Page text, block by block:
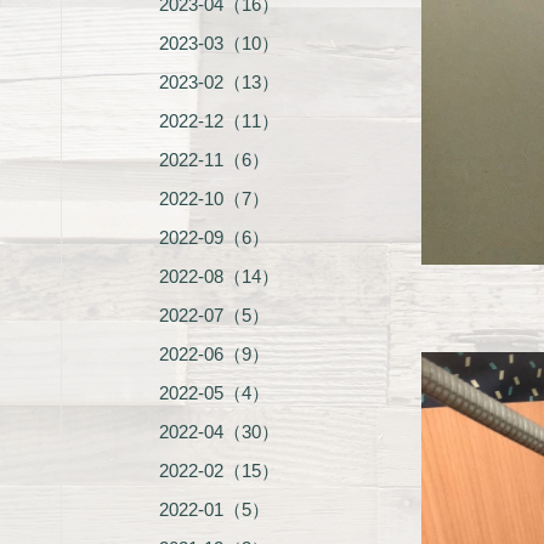
2023-04（16）
2023-03（10）
2023-02（13）
2022-12（11）
2022-11（6）
2022-10（7）
2022-09（6）
2022-08（14）
2022-07（5）
2022-06（9）
2022-05（4）
2022-04（30）
2022-02（15）
2022-01（5）